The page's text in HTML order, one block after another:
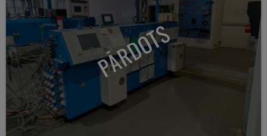
PĀRDOTS